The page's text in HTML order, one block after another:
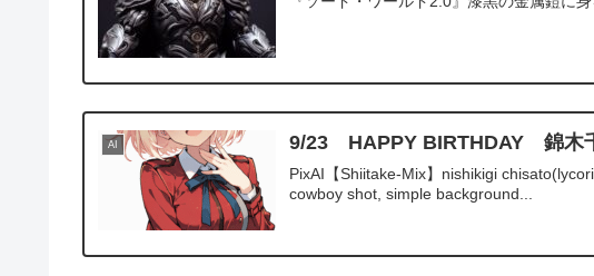
AI 9/23 HAPPY BIRTHDAY 錦木
PixAI【Shiitake-Mix】nishikigi
cowboy shot, simple background...